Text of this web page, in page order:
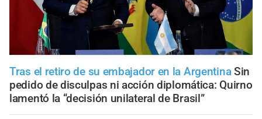
Tras el retiro de su embajador en la Argentina Sin
pedido de disculpas ni acción diplomática: Quirno
lamentó la “decisión unilateral de Brasil”